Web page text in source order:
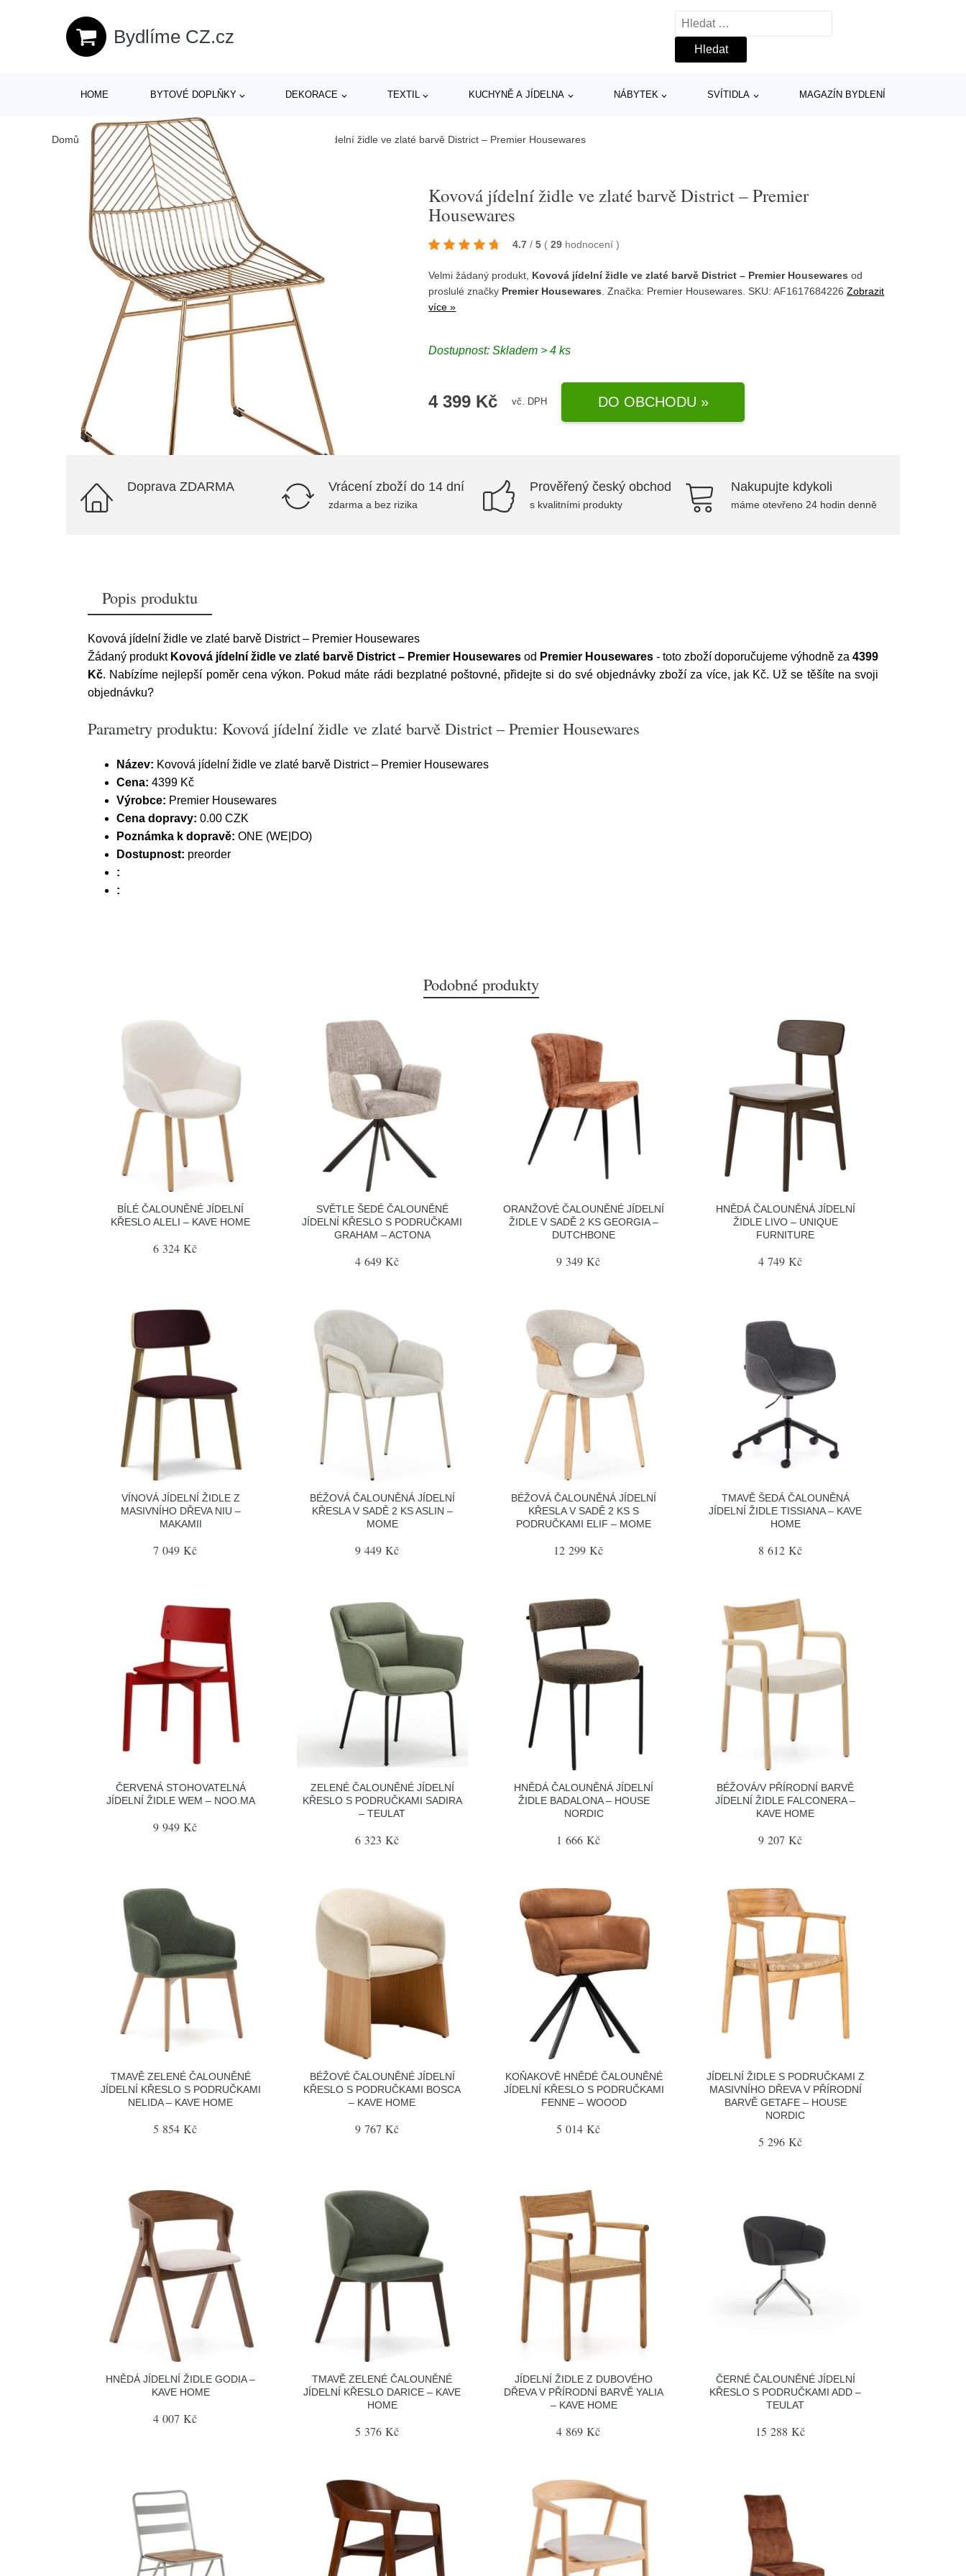
Bydlíme CZ.cz
Vyhledávání
HOME BYTOVÉ DOPLŇKY DEKORACE TEXTIL KUCHYNĚ A JÍDELNA NÁBYTEK SVÍTIDLA MAGAZÍN BYDLENÍ
Domů Produkty/> Nábytek > Židle > Jídelní židle Kovová jídelní židle ve zlaté barvě District – Premier Housewares
Kovová jídelní židle ve zlaté barvě District – Premier
Housewares
4.7 / 5 ( 29 hodnocení)
Velmi žádaný produkt, Kovová jídelní židle ve zlaté barvě District – Premier Housewares od
proslulé značky Premier Housewares . Značka: Premier Housewares . SKU: AF1617684226Zobrazit
více »
Dostupnost:Skladem > 4 ks
4 399 Kč vč. DPH DO OBCHODU »
Doprava ZDARMA Vrácení zboží do 14 dní
zdarma a bez rizika
Prověřený český obchod
s kvalitními produkty
Nakupujte kdykoli
máme otevřeno 24 hodin denně
Popis produktu
Kovová jídelní židle ve zlaté barvě District – Premier Housewares
Žádaný produkt Kovová jídelní židle ve zlaté barvě District – Premier Housewares od Premier Housewares - toto zboží doporučujeme výhodně za 4399
Kč. Nabízíme nejlepší poměr cena výkon. Pokud máte rádi bezplatné poštovné, přidejte si do své objednávky zboží za více, jak Kč. Už se těšíte na svoji
objednávku?
Parametry produktu: Kovová jídelní židle ve zlaté barvě District – Premier Housewares
Název: Kovová jídelní židle ve zlaté barvě District – Premier Housewares
Cena: 4399 Kč
Výrobce: Premier Housewares
Cena dopravy: 0.00 CZK
Poznámka k dopravě: ONE (WE|DO)
Dostupnost: preorder
:
:
Podobné produkty
BÍLÉ ČALOUNĚNÉ JÍDELNÍ
KŘESLO ALELI – KAVE HOME
6 324 Kč
SVĚTLE ŠEDÉ ČALOUNĚNÉ
JÍDELNÍ KŘESLO S PODRUČKAMI
GRAHAM – ACTONA
4 649 Kč
ORANŽOVÉ ČALOUNĚNÉ JÍDELNÍ
ŽIDLE V SADĚ 2 KS GEORGIA –
DUTCHBONE
9 349 Kč
HNĚDÁ ČALOUNĚNÁ JÍDELNÍ
ŽIDLE LIVO – UNIQUE
FURNITURE
4 749 Kč
VÍNOVÁ JÍDELNÍ ŽIDLE Z
MASIVNÍHO DŘEVA NIU –
MAKAMII
7 049 Kč
BÉŽOVÁ ČALOUNĚNÁ JÍDELNÍ
KŘESLA V SADĚ 2 KS ASLIN –
MOME
9 449 Kč
BÉŽOVÁ ČALOUNĚNÁ JÍDELNÍ
KŘESLA V SADĚ 2 KS S
PODRUČKAMI ELIF – MOME
12 299 Kč
TMAVĚ ŠEDÁ ČALOUNĚNÁ
JÍDELNÍ ŽIDLE TISSIANA – KAVE
HOME
8 612 Kč
ČERVENÁ STOHOVATELNÁ
JÍDELNÍ ŽIDLE WEM – NOO.MA
9 949 Kč
ZELENÉ ČALOUNĚNÉ JÍDELNÍ
KŘESLO S PODRUČKAMI SADIRA
– TEULAT
6 323 Kč
HNĚDÁ ČALOUNĚNÁ JÍDELNÍ
ŽIDLE BADALONA – HOUSE
NORDIC
1 666 Kč
BÉŽOVÁ/V PŘÍRODNÍ BARVĚ
JÍDELNÍ ŽIDLE FALCONERA –
KAVE HOME
9 207 Kč
TMAVĚ ZELENÉ ČALOUNĚNÉ
JÍDELNÍ KŘESLO S PODRUČKAMI
NELIDA – KAVE HOME
5 854 Kč
BÉŽOVÉ ČALOUNĚNÉ JÍDELNÍ
KŘESLO S PODRUČKAMI BOSCA
– KAVE HOME
9 767 Kč
KOŇAKOVĚ HNĚDÉ ČALOUNĚNÉ
JÍDELNÍ KŘESLO S PODRUČKAMI
FENNE – WOOOD
5 014 Kč
JÍDELNÍ ŽIDLE S PODRUČKAMI Z
MASIVNÍHO DŘEVA V PŘÍRODNÍ
BARVĚ GETAFE – HOUSE
NORDIC
5 296 Kč
HNĚDÁ JÍDELNÍ ŽIDLE GODIA –
KAVE HOME
4 007 Kč
TMAVĚ ZELENÉ ČALOUNĚNÉ
JÍDELNÍ KŘESLO DARICE – KAVE
HOME
5 376 Kč
JÍDELNÍ ŽIDLE Z DUBOVÉHO
DŘEVA V PŘÍRODNÍ BARVĚ YALIA
– KAVE HOME
4 869 Kč
ČERNÉ ČALOUNĚNÉ JÍDELNÍ
KŘESLO S PODRUČKAMI ADD –
TEULAT
15 288 Kč